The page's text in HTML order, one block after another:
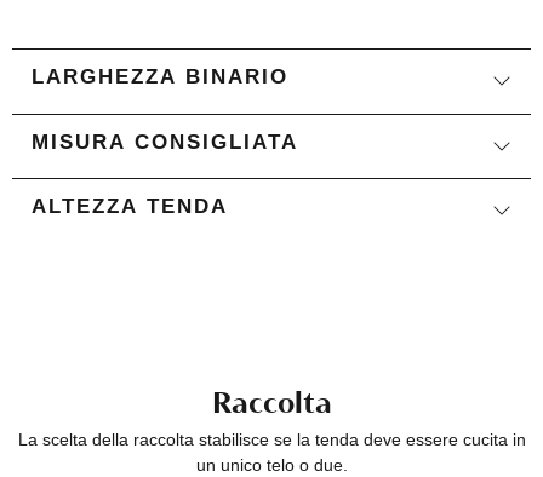
LARGHEZZA BINARIO
MISURA CONSIGLIATA
ALTEZZA TENDA
Raccolta
La scelta della raccolta stabilisce se la tenda deve essere cucita in
un unico telo o due.